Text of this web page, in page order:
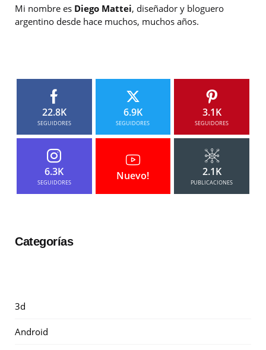
Mi nombre es Diego Mattei, diseñador y bloguero
argentino desde hace muchos, muchos años.
22.8K
SEGUIDORES
6.9K
SEGUIDORES
3.1K
SEGUIDORES
6.3K
SEGUIDORES
Nuevo! 2.1K
PUBLICACIONES
Categorías
3d
Android